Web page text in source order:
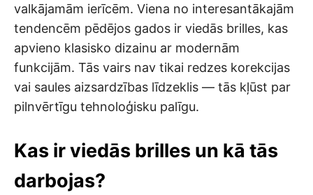
valkājamām ierīcēm. Viena no interesantākajām
tendencēm pēdējos gados ir viedās brilles, kas
apvieno klasisko dizainu ar modernām
funkcijām. Tās vairs nav tikai redzes korekcijas
vai saules aizsardzības līdzeklis — tās kļūst par
pilnvērtīgu tehnoloģisku palīgu.
Kas ir viedās brilles un kā tās
darbojas?